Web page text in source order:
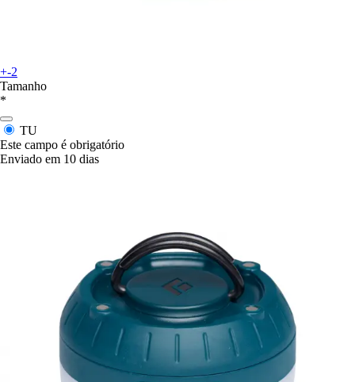
+-2
Tamanho
*
TU
Este campo é obrigatório
Enviado em 10 dias